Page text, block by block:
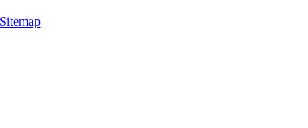
Sitemap